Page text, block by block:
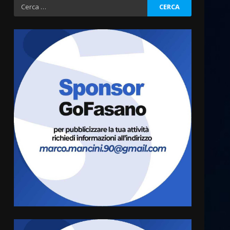
Ricerca
per:
Carta d’identità: continua il
straordinarie del Comune di
Fasano
6 Agosto 2026 14:16
4
Grazia Neglia, coordinatrice
cittadina di Fratelli d’Italia,
pronta a tornare in Consiglio
comunale
6 Agosto 2026 08:00
5
Cura dei beni comuni e
cittadinanza attiva: online
l’avviso per la gestione
Laureto